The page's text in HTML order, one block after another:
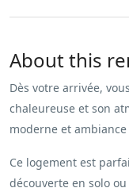
About this
Dès votre arrivée,
chaleureuse et son
moderne et
Ce logement est
découverte en solo